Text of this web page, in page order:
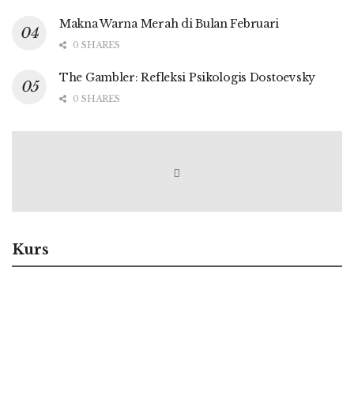
Makna Warna Merah di Bulan Februari
0 SHARES
The Gambler: Refleksi Psikologis Dostoevsky
0 SHARES
Kurs